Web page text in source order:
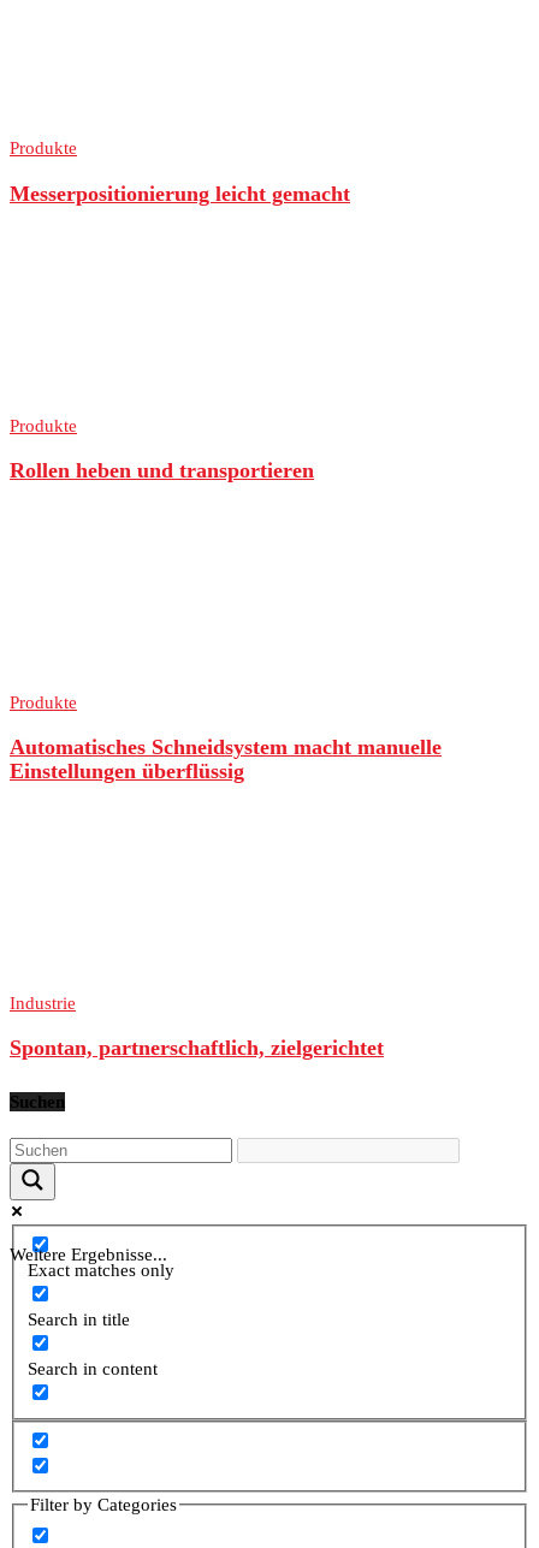
Produkte
Messerpositionierung leicht gemacht
Produkte
Rollen heben und transportieren
Produkte
Automatisches Schneidsystem macht manuelle
Einstellungen überflüssig
Industrie
Spontan, partnerschaftlich, zielgerichtet
Suchen
Weitere Ergebnisse...
Exact matches only
Search in title
Search in content
Filter by Categories